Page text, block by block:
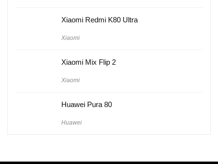
Xiaomi Redmi K80 Ultra
Xiaomi
Xiaomi Mix Flip 2
Xiaomi
Huawei Pura 80
Huawei